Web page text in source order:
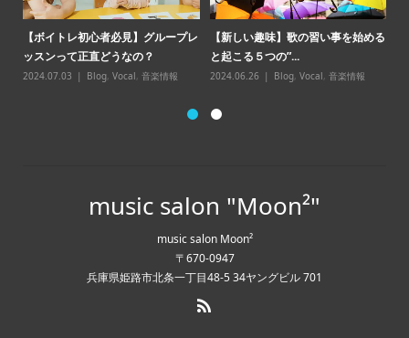
【ボイトレ初心者必見】グループレ
ッスンって正直どうなの？
2024.07.03 Blog, Vocal, 音楽情報
【新しい趣味】歌の習い事を始める
と起こる５つの”...
2024.06.26 Blog, Vocal, 音楽情報
music salon "Moon²"
music salon Moon²
〒670-0947
兵庫県姫路市北条一丁目48-5 34ヤングビル 701